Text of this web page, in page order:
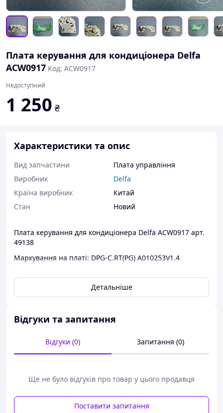
Плата керування для кондиціонера Delfa
ACW0917 Код: ACW0917
Недоступний
1 250 ₴
Характеристики та опис
Вид запчастини
Плата управління
Виробник
Delfa
Країна виробник
Китай
Стан
Новий
Плата керування для кондиціонера Delfa ACW0917 арт.
49138
Маркування на платі: DPG-C.RT(PG) A010253V1.4
Наші запчастини подарують
нове життя Вашій улюбленій
техніці.Працівники магазину
правильний вибір
необхідних запчастин. У нас
Ви отримаєте не тільки
якісні запчастини, але й
гарне обслуговування, і
швидке надсилання
замовлень.Працюємо для
Детальніше
Відгуки та запитання
Відгуки (0) Запитання (0)
Ще не було відгуків про товар у цього продавця
Поставити запитання